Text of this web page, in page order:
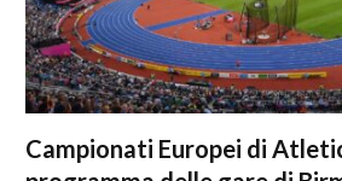
Campionati Europei di